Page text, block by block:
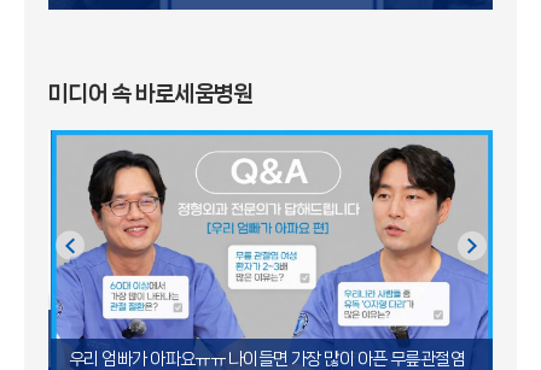
미디어 속 바로세움병원
우리 엄빠가 아파요ㅠㅠ 나이들면 가장 많이 아픈 무릎관절염